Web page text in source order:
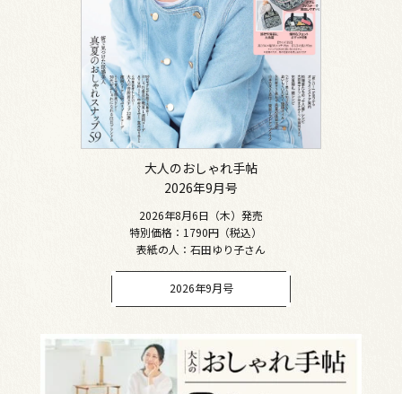
大人のおしゃれ手帖
2026年9月号
2026年8月6日（木）発売
特別価格：1790円（税込）
表紙の人：石田ゆり子さん
2026年9月号